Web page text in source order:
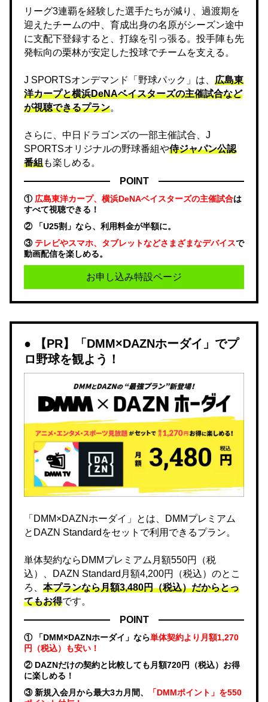
リーグ3連覇を経験した選手たちが減り、過渡期を
迎えたチームの中、育成出身の名原がシーズン途中
に支配下登録すると、打線を引っ張る。投手陣も先
発転向の栗林が安定した投球でチームを支える。
J SPORTSオンデマンド「野球パック」は、 広島東
洋カープと横浜DeNAベイスターズの主催試合など
が視聴できるプラン。
さらに、中日ドラゴンズの一部主催試合、J
SPORTSオリジナルの野球番組や侍ジャパン公認
番組も楽しめる。
POINT
① 広島東洋カープ、横浜DeNAベイスターズの主催試合は
すべて視聴できる！
② 「U25割」なら、利用料金が半額に。
③ テレビやスマホ、タブレットなどさまざまなデバイスで
動画配信を楽しめる。
お申し込み特設ページ
【PR】「DMM×DAZNホーダイ」でプ
ロ野球を観よう！
「DMM×DAZNホーダイ」とは、DMMプレミアム
とDAZN Standardをセットで利用できるプラン。
単体契約ならDMMプレミアム月額550円（税
込）、DAZN Standard月額4,200円（税込）のとこ
ろ、 本プランなら月額3,480円（税込）だからとっ
てもお得です。
POINT
① 「DMM×DAZNホーダイ」なら単体契約より月額1,270
円（税込）も安い！
② DAZNだけの契約と比較しても月額720円（税込）お得
に楽しめる！
③ 新規入会月から最大3カ月間、
「DMMポイント」を550